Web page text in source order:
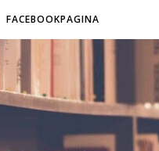
FACEBOOKPAGINA